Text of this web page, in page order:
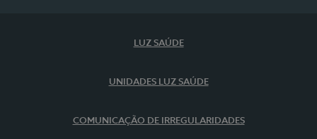
LUZ SAÚDE
UNIDADES LUZ SAÚDE
COMUNICAÇÃO DE IRREGULARIDADES